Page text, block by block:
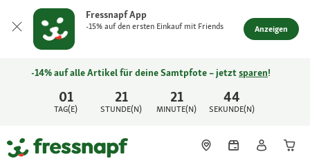
Fressnapf App
-15% auf den ersten Einkauf mit Friends Anzeigen
01
TAG(E)
21
STUNDE(N)
21
MINUTE(N)
44
SEKUNDE(N)
-14% auf alle Artikel für deine Samtpfote – jetztsparen!